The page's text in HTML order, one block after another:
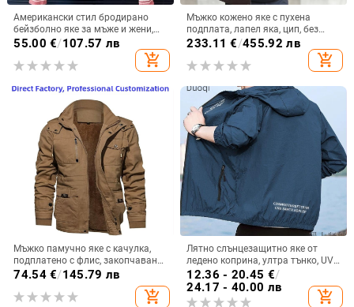
Американски стил бродирано
бейзболно яке за мъже и жени,
пролетно-есенно, стилно и
универсално ежедневно връхно
облекло
55.00 €/107.57 лв
add_shopping_cart
Мъжко кожено яке с пухена
подплата, лапел яка, цип, без
качулка, от естествена кожа
233.11 €/455.92 лв
add_shopping_cart
Мъжко памучно яке с качулка,
подплатено с флис, закопчаване
с цип, махаща се подплата,
74.54€/145.79 лв
add_shopping_cart
Лятно слънцезащитно яке от
ледено коприна, ултра тънко, UV
защита, стилно и универсално
12.36 - 20.45 €/
24.17 - 40.00 лв
add_shopping_cart